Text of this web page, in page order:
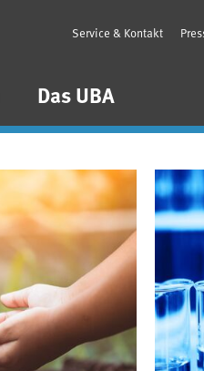
Das UBA
Service & Kontakt